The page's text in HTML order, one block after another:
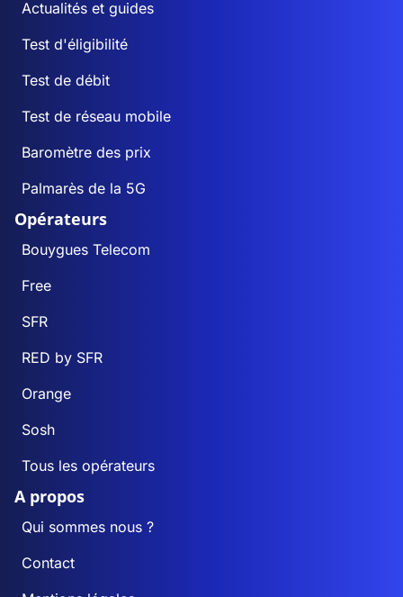
Actualités et guides
Test d'éligibilité
Test de débit
Test de réseau mobile
Baromètre des prix
Palmarès de la 5G
Opérateurs
Bouygues Telecom
Free
SFR
RED by SFR
Orange
Sosh
Tous les opérateurs
A propos
Qui sommes nous ?
Contact